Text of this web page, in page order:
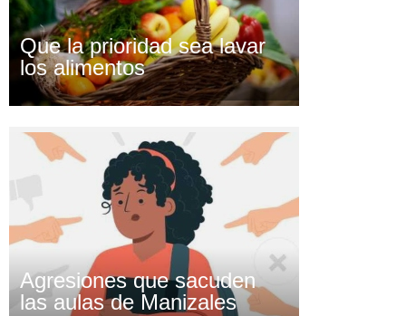
Que la prioridad sea lavar
los alimentos
Agresiones que sacuden
las aulas de Manizales